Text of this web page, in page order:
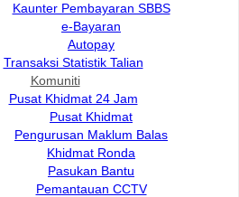
Kaunter Pembayaran SBBS
e-Bayaran
Autopay
Transaksi Statistik Talian
Komuniti
Pusat Khidmat 24 Jam
Pusat Khidmat
Pengurusan Maklum Balas
Khidmat Ronda
Pasukan Bantu
Pemantauan CCTV
Pautan Popular:
e-Submission
e-Tender
OPAC
Paybills
Mobile SMS
Plan Registration
Enquiry
Talikhidmat